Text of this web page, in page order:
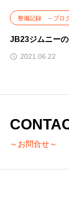
整備記録 ～ブロ
JB23ジムニー
2021.06.22
～お問合せ～